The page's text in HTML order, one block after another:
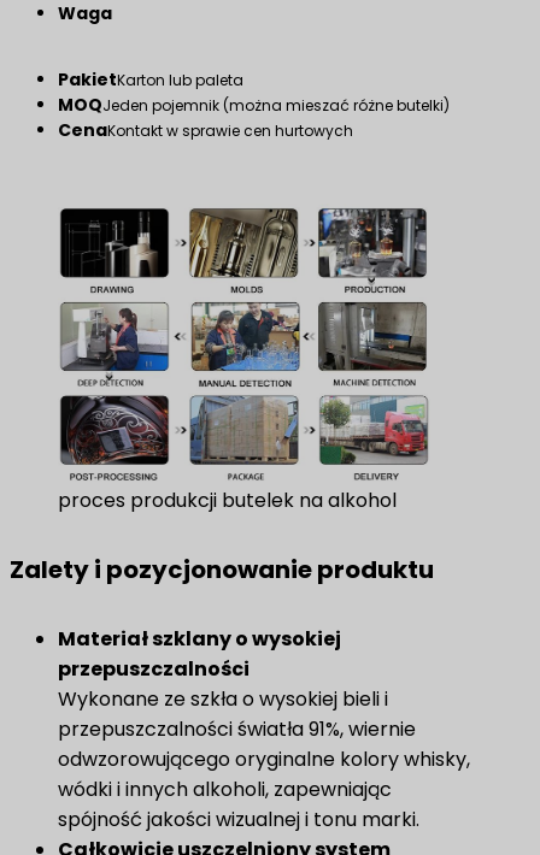
Waga
PakietKarton lub paleta
MOQJeden pojemnik (można mieszać różne butelki)
CenaKontakt w sprawie cen hurtowych
proces produkcji butelek na alkohol
Zalety i pozycjonowanie produktu
Materiał szklany o wysokiej
przepuszczalności
Wykonane ze szkła o wysokiej bieli i
przepuszczalności światła 91%, wiernie
odwzorowującego oryginalne kolory whisky,
wódki i innych alkoholi, zapewniając
spójność jakości wizualnej i tonu marki.